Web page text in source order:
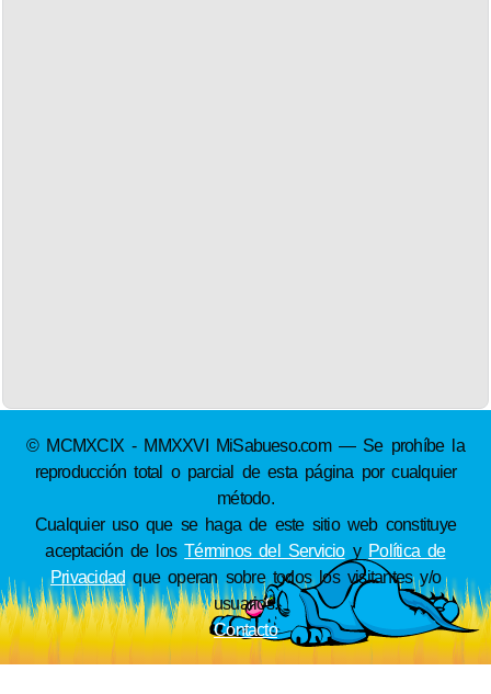
© MCMXCIX - MMXXVI MiSabueso.com — Se prohíbe la
reproducción total o parcial de esta página por cualquier
método.
Cualquier uso que se haga de este sitio web constituye
aceptación de losTérminos del Servicioy Política de
Privacidad que operan sobre todos los visitantes y/o
usuarios.
Contacto